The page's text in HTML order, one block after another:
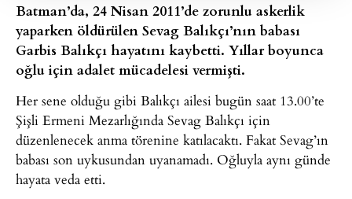
Batman’da, 24 Nisan 2011’de zorunlu askerlik
yaparken öldürülen Sevag Balıkçı’nın babası
Garbis Balıkçı hayatını kaybetti. Yıllar boyunca
oğlu için adalet mücadelesi vermişti.
Her sene olduğu gibi Balıkçı ailesi bugün saat 13.00’te
Şişli Ermeni Mezarlığında Sevag Balıkçı için
düzenlenecek anma törenine katılacaktı. Fakat Sevag’ın
babası son uykusundan uyanamadı. Oğluyla aynı günde
hayata veda etti.